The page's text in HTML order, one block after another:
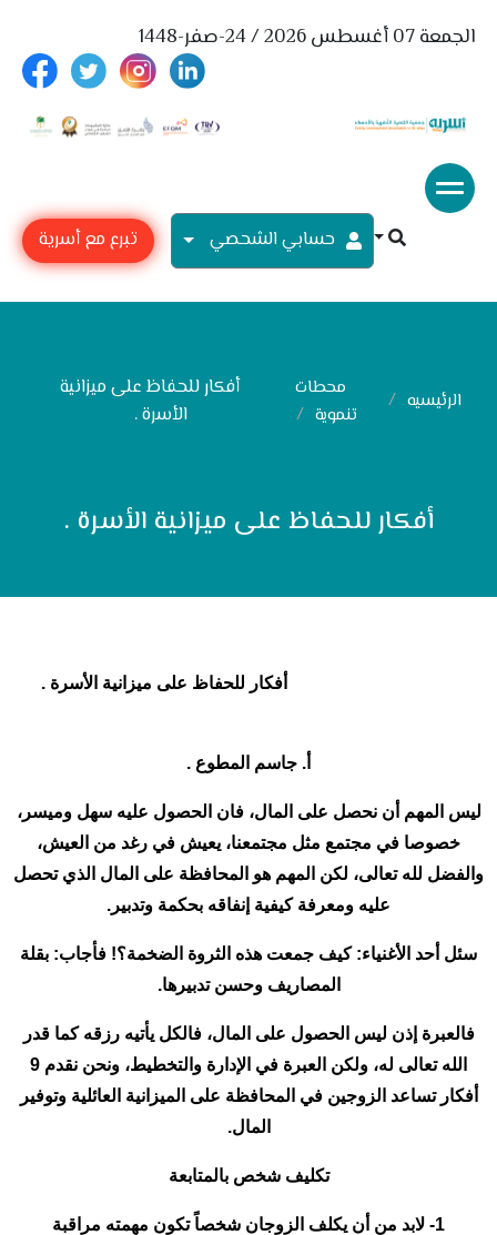
الجمعة 07 أغسطس 2026 / 24-صفر-1448
حسابي الشحصي تبرع مع أسرية
الرئيسيه
محطات
تنموية
أفكار للحفاظ على ميزانية
الأسرة .
أفكار للحفاظ على ميزانية الأسرة .
أفكار للحفاظ على ميزانية الأسرة .
أ. جاسم المطوع .
ليس المهم أن نحصل على المال، فان الحصول عليه سهل وميسر،
خصوصا في مجتمع مثل مجتمعنا، يعيش في رغد من العيش،
والفضل لله تعالى، لكن المهم هو المحافظة على المال الذي تحصل
عليه ومعرفة كيفية إنفاقه بحكمة وتدبير.
سئل أحد الأغنياء: كيف جمعت هذه الثروة الضخمة؟! فأجاب: بقلة
المصاريف وحسن تدبيرها.
فالعبرة إذن ليس الحصول على المال، فالكل يأتيه رزقه كما قدر
الله تعالى له، ولكن العبرة في الإدارة والتخطيط، ونحن نقدم 9
أفكار تساعد الزوجين في المحافظة على الميزانية العائلية وتوفير
المال.
تكليف شخص بالمتابعة
1- لابد من أن يكلف الزوجان شخصاً تكون مهمته مراقبة